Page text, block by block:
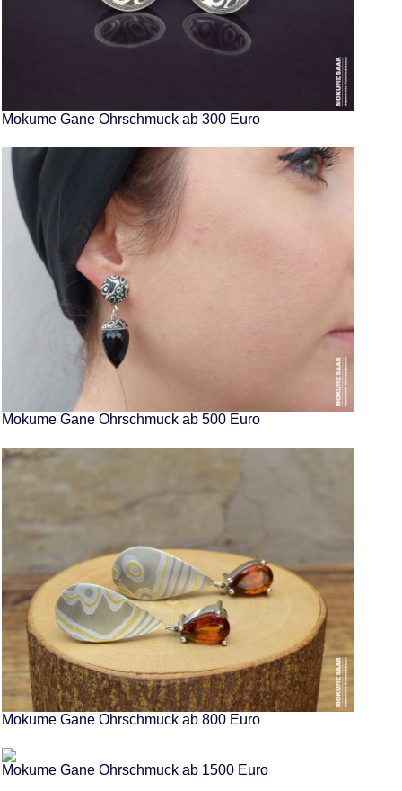
Mokume Gane Ohrschmuck ab 300 Euro
Mokume Gane Ohrschmuck ab 500 Euro
Mokume Gane Ohrschmuck ab 800 Euro
Mokume Gane Ohrschmuck ab 1500 Euro